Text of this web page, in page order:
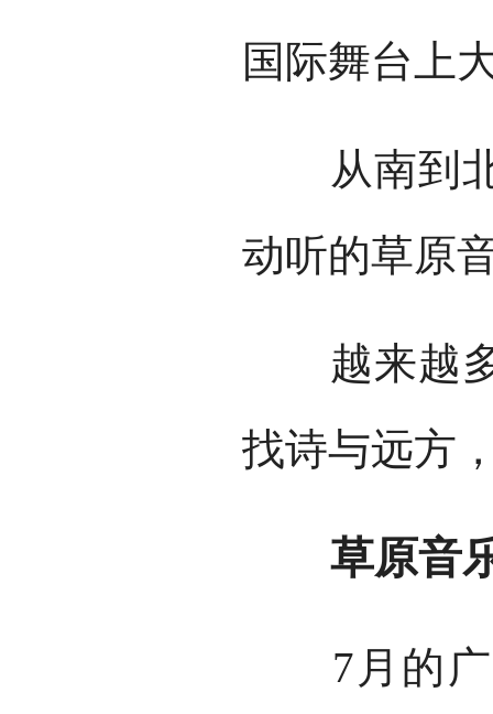
国际舞台上
从南到北
动听的草原
越来越多
找诗与远方
草原音乐
7月的广